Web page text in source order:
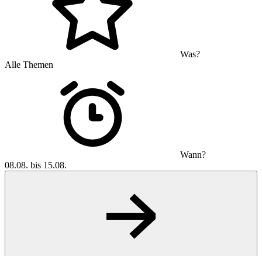
Was?
Alle Themen
Wann?
08.08. bis 15.08.